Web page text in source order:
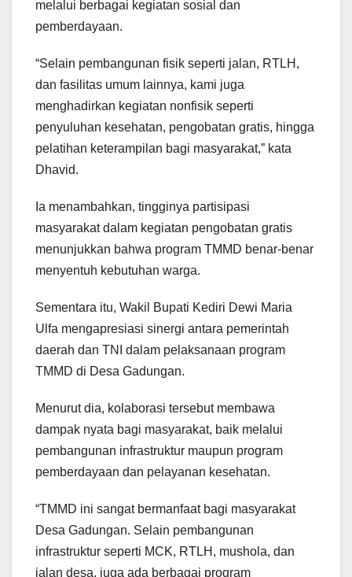
melalui berbagai kegiatan sosial dan
pemberdayaan.
“Selain pembangunan fisik seperti jalan, RTLH,
dan fasilitas umum lainnya, kami juga
menghadirkan kegiatan nonfisik seperti
penyuluhan kesehatan, pengobatan gratis, hingga
pelatihan keterampilan bagi masyarakat,” kata
Dhavid.
Ia menambahkan, tingginya partisipasi
masyarakat dalam kegiatan pengobatan gratis
menunjukkan bahwa program TMMD benar-benar
menyentuh kebutuhan warga.
Sementara itu, Wakil Bupati Kediri Dewi Maria
Ulfa mengapresiasi sinergi antara pemerintah
daerah dan TNI dalam pelaksanaan program
TMMD di Desa Gadungan.
Menurut dia, kolaborasi tersebut membawa
dampak nyata bagi masyarakat, baik melalui
pembangunan infrastruktur maupun program
pemberdayaan dan pelayanan kesehatan.
“TMMD ini sangat bermanfaat bagi masyarakat
Desa Gadungan. Selain pembangunan
infrastruktur seperti MCK, RTLH, mushola, dan
jalan desa, juga ada berbagai program